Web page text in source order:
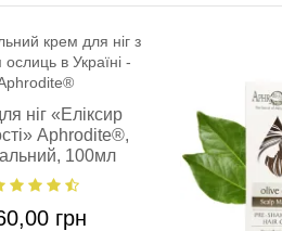
ніг «Еліксир
Aphrodite®,
100мл
грн